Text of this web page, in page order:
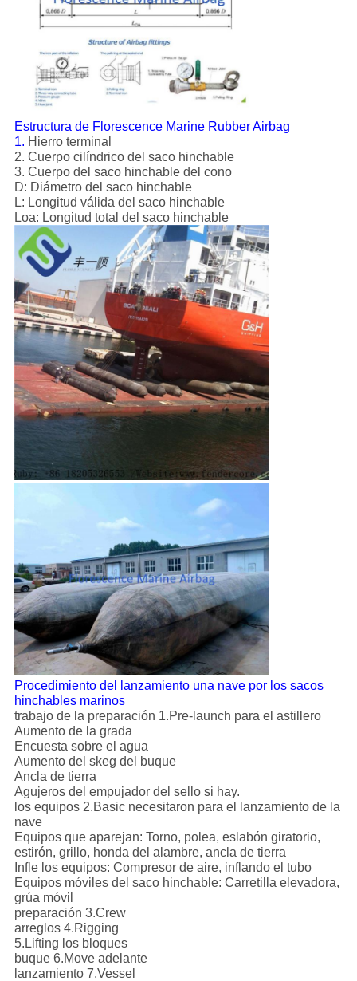
Estructura de Florescence Marine Rubber Airbag
1. Hierro terminal
2. Cuerpo cilíndrico del saco hinchable
3. Cuerpo del saco hinchable del cono
D: Diámetro del saco hinchable
L: Longitud válida del saco hinchable
Loa: Longitud total del saco hinchable
Procedimiento del lanzamiento una nave por los sacos
hinchables marinos
trabajo de la preparación 1.Pre-launch para el astillero
Aumento de la grada
Encuesta sobre el agua
Aumento del skeg del buque
Ancla de tierra
Agujeros del empujador del sello si hay.
los equipos 2.Basic necesitaron para el lanzamiento de la
nave
Equipos que aparejan: Torno, polea, eslabón giratorio,
estirón, grillo, honda del alambre, ancla de tierra
Infle los equipos: Compresor de aire, inflando el tubo
Equipos móviles del saco hinchable: Carretilla elevadora,
grúa móvil
preparación 3.Crew
arreglos 4.Rigging
5.Lifting los bloques
buque 6.Move adelante
lanzamiento 7.Vessel